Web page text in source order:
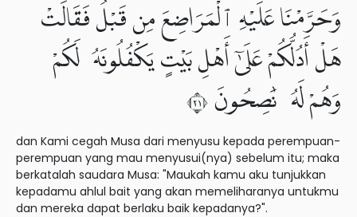
وَحَرَّمْنَا عَلَيْهِ ٱلْمَرَاضِعَ مِن قَبْلُ فَقَالَتْ
هَلْ أَدُلُّكُمْ عَلَىٰٓ أَهْلِ بَيْتٍ يَكْفُلُونَهُۥ لَكُمْ
وَهُمْ لَهُۥ نَٰصِحُونَ ١٢
dan Kami cegah Musa dari menyusu kepada perempuan-
perempuan yang mau menyusui(nya) sebelum itu; maka
berkatalah saudara Musa: "Maukah kamu aku tunjukkan
kepadamu ahlul bait yang akan memeliharanya untukmu
dan mereka dapat berlaku baik kepadanya?".